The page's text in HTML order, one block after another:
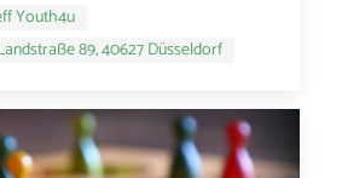
Youth4u
89, 40627 Düsseldorf